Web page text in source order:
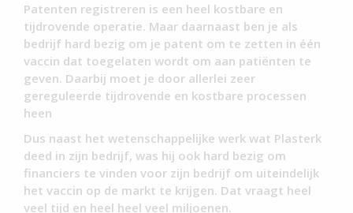
Patenten registreren is een heel kostbare en
tijdrovende operatie. Maar daarnaast ben je als
bedrijf hard bezig om je patent om te zetten in één
vaccin dat toegelaten wordt om aan patiënten te
geven. Daarbij moet je door allerlei zeer
gereguleerde tijdrovende en kostbare processen
heen
Dus naast het wetenschappelijke werk wat Plasterk
deed in zijn bedrijf, was hij ook hard bezig om
financiers te vinden voor zijn bedrijf om uiteindelijk
het vaccin op de markt te krijgen. Dat vraagt heel
veel tijd en heel heel veel miljoenen.